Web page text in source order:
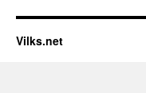
Vilks.net